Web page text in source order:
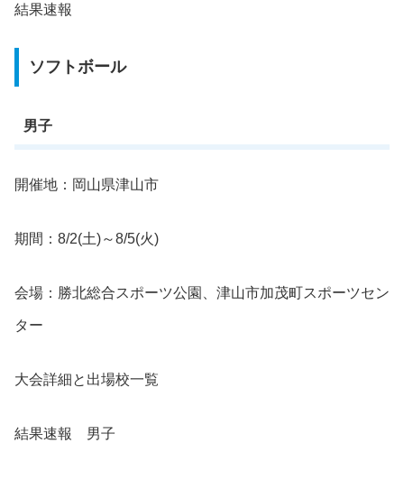
結果速報
ソフトボール
男子
開催地：岡山県津山市
期間：8/2(土)～8/5(火)
会場：勝北総合スポーツ公園、津山市加茂町スポーツセン
ター
大会詳細と出場校一覧
結果速報 男子